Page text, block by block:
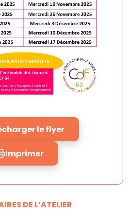
le flyer
Imprimer
DE L’ATELIER